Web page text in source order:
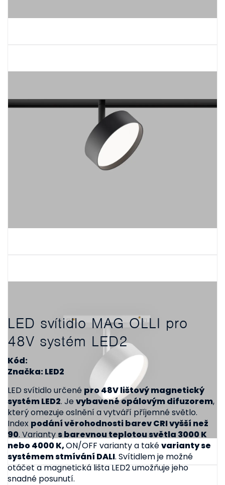
LED svítidlo MAG OLLI pro
48V systém LED2
Kód:
Značka: LED2
LED svítidlo určené pro 48V lištový magnetický
systém LED2. Je vybavené opálovým difuzorem,
který omezuje oslnění a vytváří příjemné světlo.
Index podání věrohodnosti barev CRI vyšší než
90. Variantys barevnou teplotou světla 3000 K
nebo 4000 K,ON/OFF varianty a takévarianty se
systémem stmívání DALI. Svítidlem je možné
otáčet a magnetická lišta LED2 umožňuje jeho
snadné posunutí.